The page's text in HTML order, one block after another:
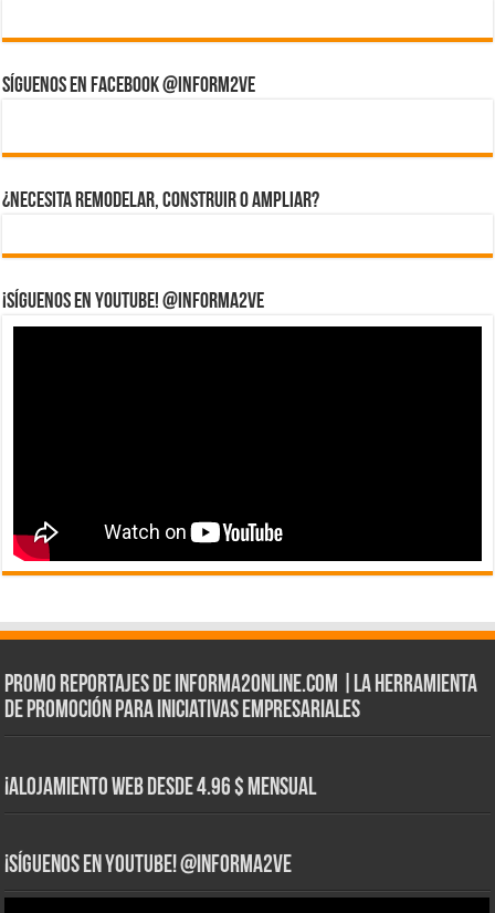
Síguenos en Facebook @inform2Ve
¿Necesita Remodelar, Construir o ampliar?
¡Síguenos en YouTube! @informa2ve
Promo Reportajes de informa2online.com |La herramienta
de Promoción para iniciativas empresariales
¡Alojamiento web Desde 4.96 $ Mensual
¡Síguenos en YouTube! @informa2ve